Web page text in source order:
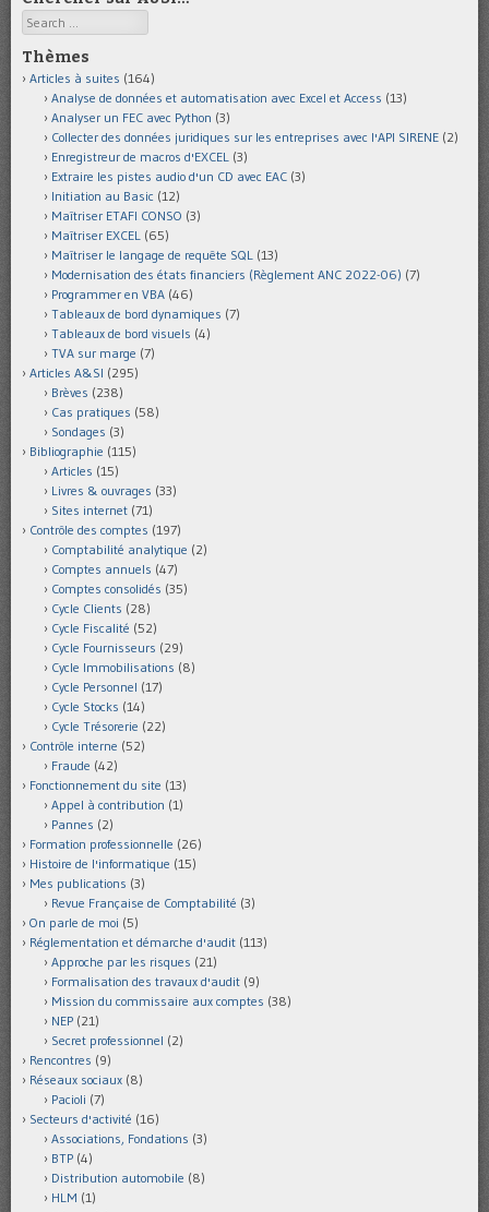
Search
Thèmes
Articles à suites (164)
Analyse de données et automatisation avec Excel et Access (13)
Analyser un FEC avec Python (3)
Collecter des données juridiques sur les entreprises avec l'API SIRENE (2)
Enregistreur de macros d'EXCEL (3)
Extraire les pistes audio d'un CD avec EAC (3)
Initiation au Basic (12)
Maîtriser ETAFI CONSO (3)
Maîtriser EXCEL (65)
Maîtriser le langage de requête SQL (13)
Modernisation des états financiers (Règlement ANC 2022-06) (7)
Programmer en VBA (46)
Tableaux de bord dynamiques (7)
Tableaux de bord visuels (4)
TVA sur marge (7)
Articles A&SI (295)
Brèves (238)
Cas pratiques (58)
Sondages (3)
Bibliographie (115)
Articles (15)
Livres & ouvrages (33)
Sites internet (71)
Contrôle des comptes (197)
Comptabilité analytique (2)
Comptes annuels (47)
Comptes consolidés (35)
Cycle Clients (28)
Cycle Fiscalité (52)
Cycle Fournisseurs (29)
Cycle Immobilisations (8)
Cycle Personnel (17)
Cycle Stocks (14)
Cycle Trésorerie (22)
Contrôle interne (52)
Fraude (42)
Fonctionnement du site (13)
Appel à contribution (1)
Pannes (2)
Formation professionnelle (26)
Histoire de l'informatique (15)
Mes publications (3)
Revue Française de Comptabilité (3)
On parle de moi (5)
Réglementation et démarche d'audit (113)
Approche par les risques (21)
Formalisation des travaux d'audit (9)
Mission du commissaire aux comptes (38)
NEP (21)
Secret professionnel (2)
Rencontres (9)
Réseaux sociaux (8)
Pacioli (7)
Secteurs d'activité (16)
Associations, Fondations (3)
BTP (4)
Distribution automobile (8)
HLM (1)